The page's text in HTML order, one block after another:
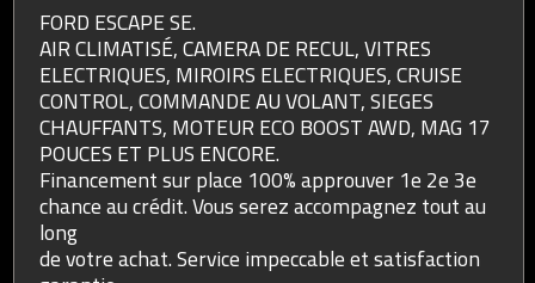
FORD ESCAPE SE.
AIR CLIMATISÉ, CAMERA DE RECUL, VITRES
ELECTRIQUES, MIROIRS ELECTRIQUES, CRUISE
CONTROL, COMMANDE AU VOLANT, SIEGES
CHAUFFANTS, MOTEUR ECO BOOST AWD, MAG 17
POUCES ET PLUS ENCORE.
Financement sur place 100% approuver 1e 2e 3e
chance au crédit. Vous serez accompagnez tout au
long
de votre achat. Service impeccable et satisfaction